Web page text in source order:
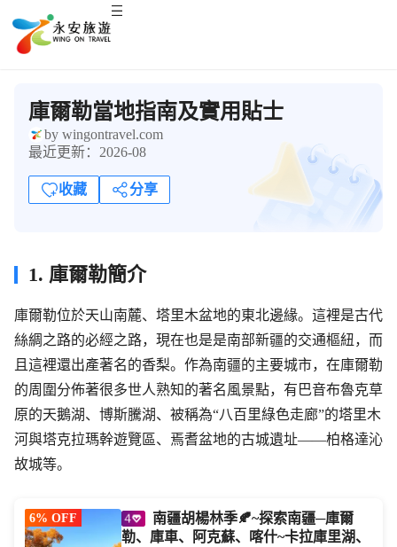
庫爾勒當地指南及實用貼士
by wingontravel.com
最近更新：2026-08
收藏 分享
1. 庫爾勒簡介
庫爾勒位於天山南麓、塔里木盆地的東北邊緣。這裡是古代
絲綢之路的必經之路，現在也是是南部新疆的交通樞紐，而
且這裡還出產著名的香梨。作為南疆的主要城市，在庫爾勒
的周圍分佈著很多世人熟知的著名風景點，有巴音布魯克草
原的天鵝湖、博斯騰湖、被稱為“八百里綠色走廊”的塔里木
河與塔克拉瑪幹遊覽區、焉耆盆地的古城遺址——柏格達沁
故城等。
6% OFF
勒、庫車、阿克蘇、喀什~卡拉庫里湖、